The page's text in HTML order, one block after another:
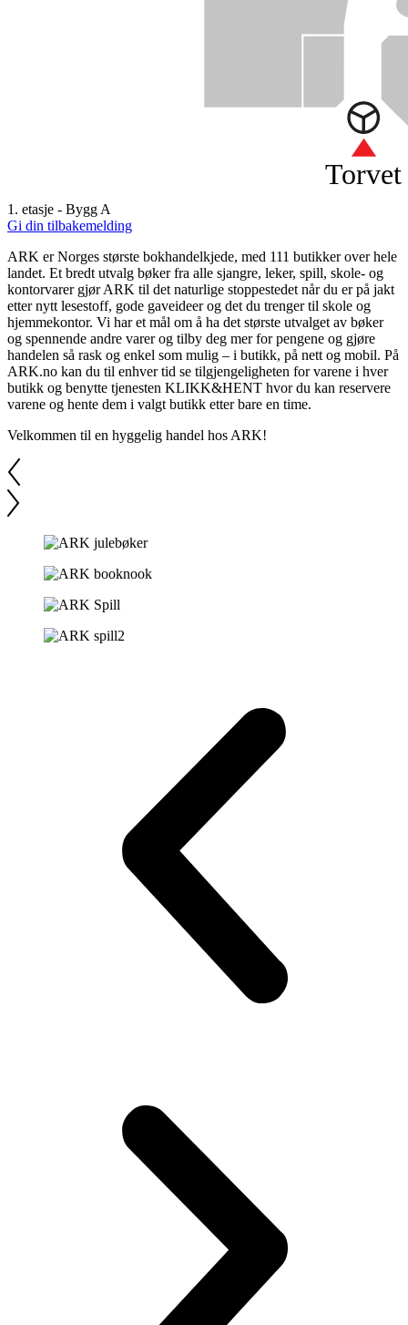
Torvet
1. etasje - Bygg A
Gi din tilbakemelding
ARK er Norges største bokhandelkjede, med 111 butikker over hele
landet. Et bredt utvalg bøker fra alle sjangre, leker, spill, skole- og
kontorvarer gjør ARK til det naturlige stoppestedet når du er på jakt
etter nytt lesestoff, gode gaveideer og det du trenger til skole og
hjemmekontor. Vi har et mål om å ha det største utvalget av bøker
og spennende andre varer og tilby deg mer for pengene og gjøre
handelen så rask og enkel som mulig – i butikk, på nett og mobil. På
ARK.no kan du til enhver tid se tilgjengeligheten for varene i hver
butikk og benytte tjenesten KLIKK&HENT hvor du kan reservere
varene og hente dem i valgt butikk etter bare en time.
Velkommen til en hyggelig handel hos ARK!